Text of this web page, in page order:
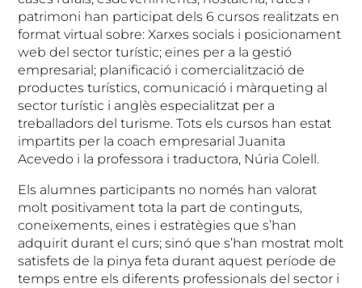
patrimoni han participat dels 6 cursos realitzats en
format virtual sobre: Xarxes socials i posicionament
web del sector turístic; eines per a la gestió
empresarial; planificació i comercialització de
productes turístics, comunicació i màrqueting al
sector turístic i anglès especialitzat per a
treballadors del turisme. Tots els cursos han estat
impartits per la coach empresarial Juanita
Acevedo i la professora i traductora, Núria Colell.
Els alumnes participants no només han valorat
molt positivament tota la part de continguts,
coneixements, eines i estratègies que s’han
adquirit durant el curs; sinó que s’han mostrat molt
satisfets de la pinya feta durant aquest període de
temps entre els diferents professionals del sector i